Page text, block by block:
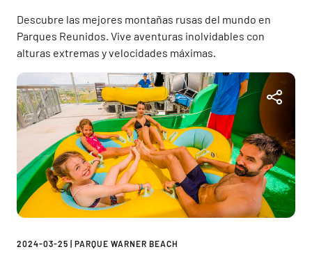
Descubre las mejores montañas rusas del mundo en
Parques Reunidos. Vive aventuras inolvidables con
alturas extremas y velocidades máximas.
2024-03-25 | PARQUE WARNER BEACH